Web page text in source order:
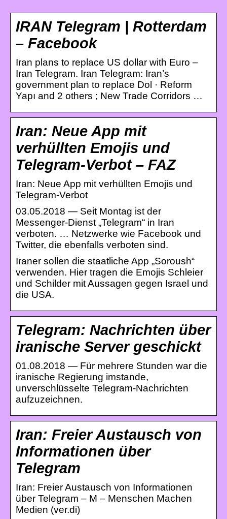
IRAN Telegram | Rotterdam
– Facebook
Iran plans to replace US dollar with Euro –
Iran Telegram. Iran Telegram: Iran’s
government plan to replace Dol · Reform
Yapı and 2 others ; New Trade Corridors …
Iran: Neue App mit
verhüllten Emojis und
Telegram-Verbot – FAZ
Iran: Neue App mit verhüllten Emojis und
Telegram-Verbot
03.05.2018 — Seit Montag ist der
Messenger-Dienst „Telegram“ in Iran
verboten. … Netzwerke wie Facebook und
Twitter, die ebenfalls verboten sind.
Iraner sollen die staatliche App „Soroush“
verwenden. Hier tragen die Emojis Schleier
und Schilder mit Aussagen gegen Israel und
die USA.
Telegram: Nachrichten über
iranische Server geschickt
01.08.2018 — Für mehrere Stunden war die
iranische Regierung imstande,
unverschlüsselte Telegram-Nachrichten
aufzuzeichnen.
Iran: Freier Austausch von
Informationen über
Telegram
Iran: Freier Austausch von Informationen
über Telegram – M – Menschen Machen
Medien (ver.di)